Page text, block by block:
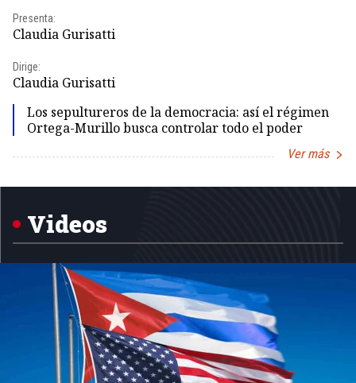
Presenta:
Claudia Gurisatti
Dirige:
Claudia Gurisatti
Los sepultureros de la democracia: así el régimen
Ortega-Murillo busca controlar todo el poder
Ver más
1
Videos